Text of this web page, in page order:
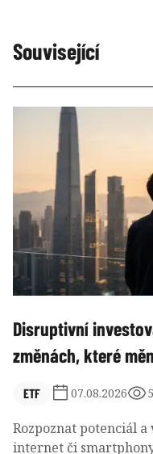
Související
Disruptivní
změnách, které
ETF 07.08.2026
Rozpoznat potenciál a
internet či